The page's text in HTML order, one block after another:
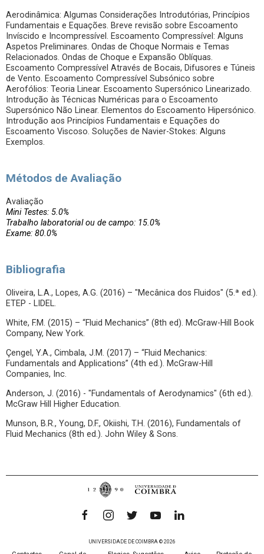
Aerodinâmica: Algumas Considerações Introdutórias, Princípios
Fundamentais e Equações. Breve revisão sobre Escoamento
Invíscido e Incompressível. Escoamento Compressível: Alguns
Aspetos Preliminares. Ondas de Choque Normais e Temas
Relacionados. Ondas de Choque e Expansão Oblíquas.
Escoamento Compressível Através de Bocais, Difusores e Túneis
de Vento. Escoamento Compressível Subsónico sobre
Aerofólios: Teoria Linear. Escoamento Supersónico Linearizado.
Introdução às Técnicas Numéricas para o Escoamento
Supersónico Não Linear. Elementos do Escoamento Hipersónico.
Introdução aos Princípios Fundamentais e Equações do
Escoamento Viscoso. Soluções de Navier-Stokes: Alguns
Exemplos.
Métodos de Avaliação
Avaliação
Mini Testes: 5.0%
Trabalho laboratorial ou de campo: 15.0%
Exame: 80.0%
Bibliografia
Oliveira, L.A., Lopes, A.G. (2016) – "Mecânica dos Fluidos" (5.ª ed.).
ETEP - LIDEL.
White, F.M. (2015) – “Fluid Mechanics” (8th ed). McGraw-Hill Book
Company, New York.
Çengel, Y.A., Cimbala, J.M. (2017) – “Fluid Mechanics:
Fundamentals and Applications” (4th ed.). McGraw-Hill
Companies, Inc.
Anderson, J. (2016) - "Fundamentals of Aerodynamics" (6th ed.).
McGraw Hill Higher Education.
Munson, B.R., Young, D.F., Okiishi, T.H. (2016), Fundamentals of
Fluid Mechanics (8th ed.). John Wiley & Sons.
UNIVERSIDADE DE COIMBRA © 2026